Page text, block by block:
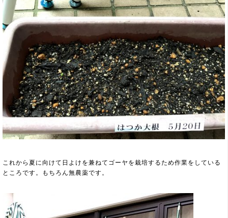
これから夏に向けて日よけを兼ねてゴーヤを栽培するため作業をしている
ところです。もちろん無農薬です。